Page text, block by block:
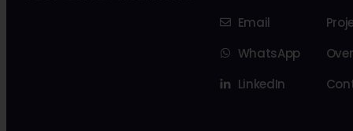
Email
WhatsApp
LinkedIn